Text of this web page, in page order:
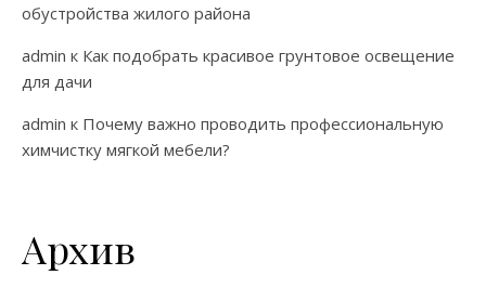
обустройства жилого района
admin к Как подобрать красивое грунтовое освещение
для дачи
admin к Почему важно проводить профессиональную
химчистку мягкой мебели?
Архив